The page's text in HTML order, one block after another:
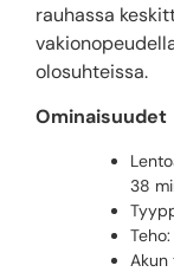
rauhassa
olosuhteissa.
Ominaisuudet
38
Teho: